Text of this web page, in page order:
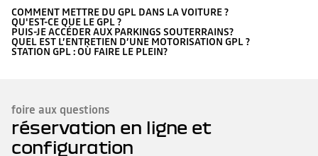
COMMENT METTRE DU GPL DANS LA VOITURE ?
QU'EST-CE QUE LE GPL ?
PUIS-JE ACCÉDER AUX PARKINGS SOUTERRAINS?
QUEL EST L’ENTRETIEN D’UNE MOTORISATION GPL ?
STATION GPL : OÙ FAIRE LE PLEIN?
foire aux questions
réservation en ligne et
configuration